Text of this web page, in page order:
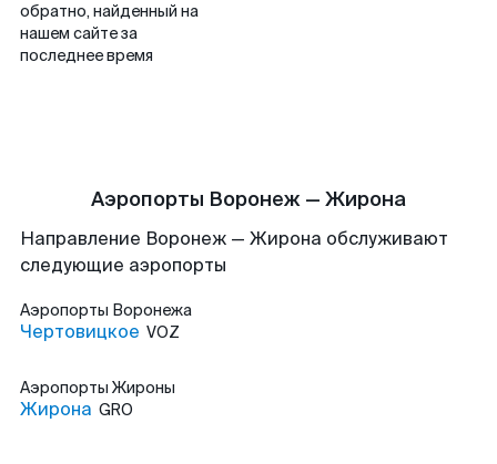
обратно, найденный на
нашем сайте за
последнее время
Аэропорты Воронеж — Жирона
Направление Воронеж — Жирона обслуживают
следующие аэропорты
Аэропорты Воронежа
Чертовицкое VOZ
Аэропорты Жироны
Жирона GRO